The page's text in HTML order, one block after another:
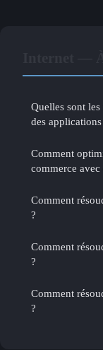
Quelles sont
des
Comment
commerce avec
Comment
?
Comment
?
Comment
?